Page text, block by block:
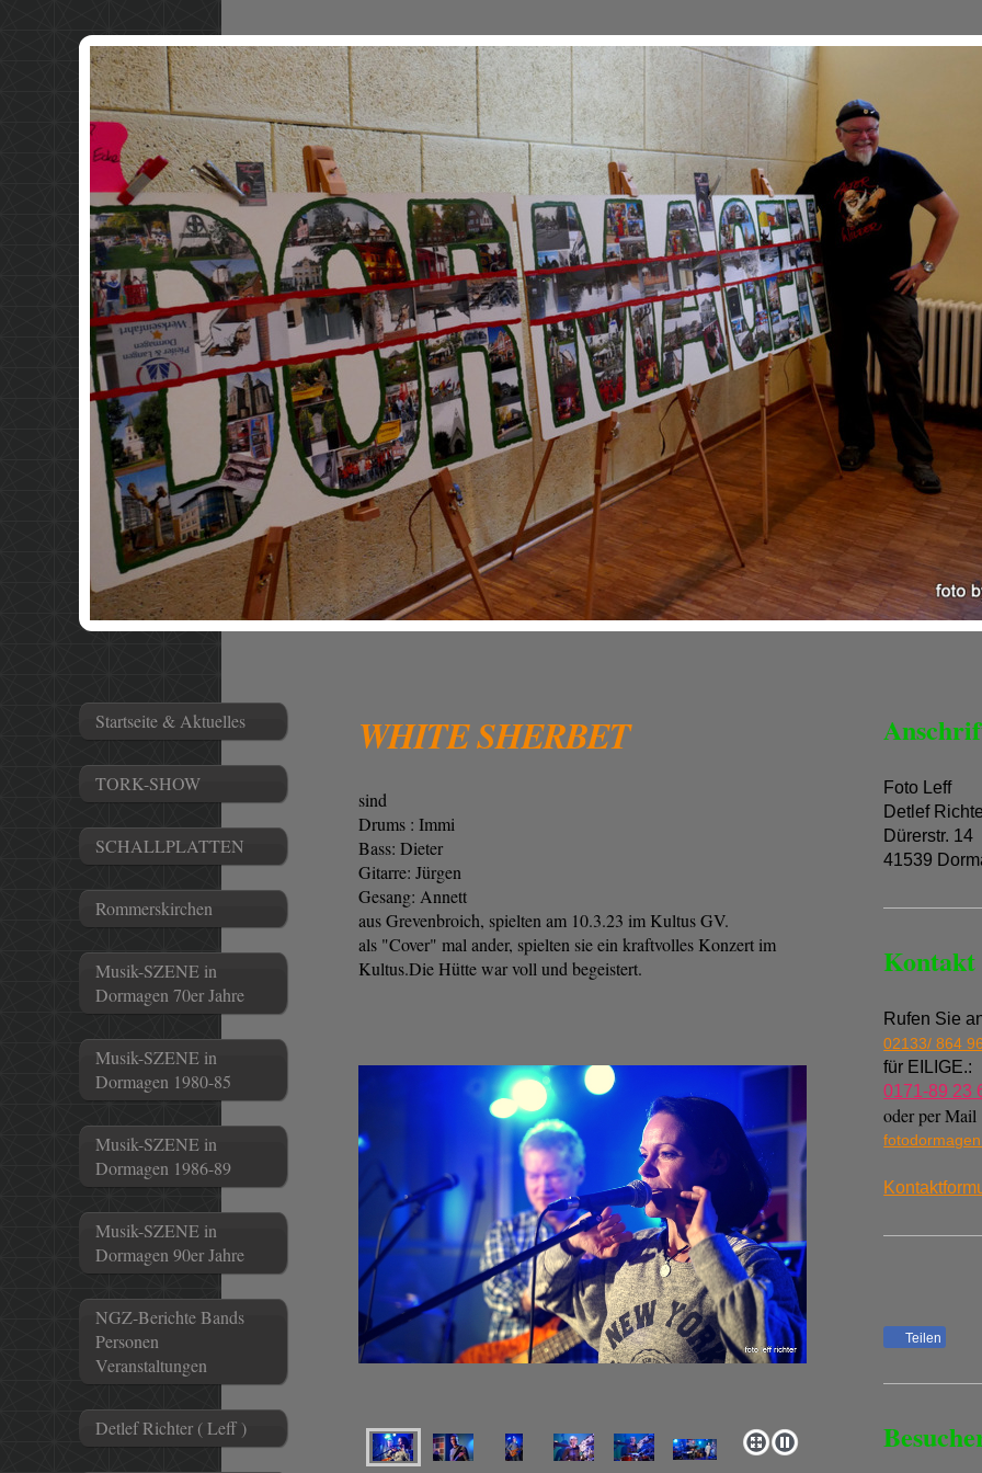
Startseite & Aktuelles
TORK-SHOW
SCHALLPLATTEN
Rommerskirchen
Musik-SZENE in
Dormagen 70er Jahre
Musik-SZENE in
Dormagen 1980-85
Musik-SZENE in
Dormagen 1986-89
Musik-SZENE in
Dormagen 90er Jahre
NGZ-Berichte Bands
Personen
Veranstaltungen
Detlef Richter ( Leff )
WHITE SHERBET
sind
Drums : Immi
Bass: Dieter
Gitarre: Jürgen
Gesang: Annett
aus Grevenbroich, spielten am 10.3.23 im Kultus GV.
als "Cover" mal ander, spielten sie ein kraftvolles Konzert im
Kultus.Die Hütte war voll und begeistert.
Foto Leff
Detlef
Dürerstr. 14
41539
Kontakt
Rufen Sie
02133/ 864
für EILIGE.:
0171-89 23
oder per Mail
Teilen